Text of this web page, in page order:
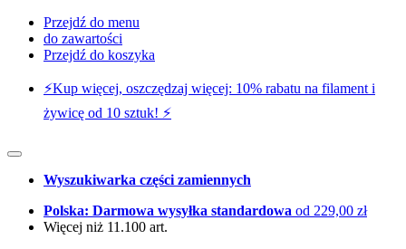
Przejdź do menu
do zawartości
Przejdź do koszyka
⚡️Kup więcej, oszczędzaj więcej: 10% rabatu na filament i
żywicę od 10 sztuk! ⚡️
Wyszukiwarka części zamiennych
Polska: Darmowa wysyłka standardowa od 229,00 zł
Więcej niż 11.100 art.